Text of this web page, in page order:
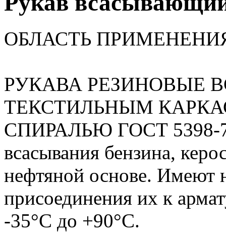
ОБЛАСТЬ
РУКАВА РЕЗИНОВЫЕ
ТЕКСТИЛЬНЫМ
СПИРАЛЬЮ ГОСТ 5398-
всасывания бензина,
нефтяной основе. Имеют
присоединения их к
-35°С до +90°С.